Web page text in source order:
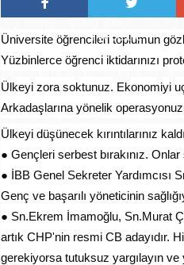
Tweetle
Üniversite öğrencileri toplumun
Yüzbinlerce öğrenci iktidarınızı
Ülkeyi zora soktunuz. Ekonomiyi
Arkadaşlarına yönelik
Ülkeyi düşünecek kırıntılarınız
● Gençleri serbest bırakınız.
● İBB Genel Sekreter Yardımcısı
Genç ve başarılı yöneticinin
● Sn.Ekrem İmamoğlu, Sn.Murat
artık CHP'nin resmi CB adayıdır.
gerekiyorsa tutuksuz yargılayın ve